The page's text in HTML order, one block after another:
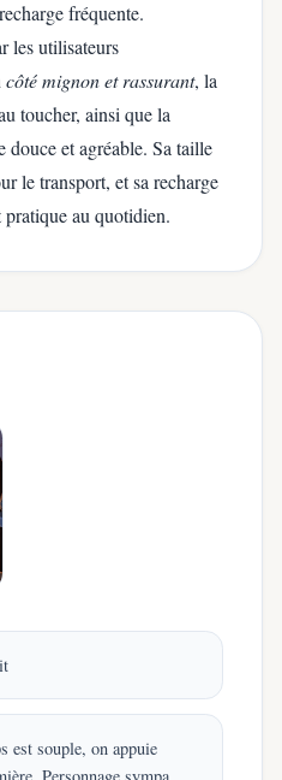
fréquente.
les utilisateurs
côté mignon et rassurant, la
toucher, ainsi que la
et agréable. Sa taille
le transport, et sa recharge
pratique au quotidien.
est souple, on appuie